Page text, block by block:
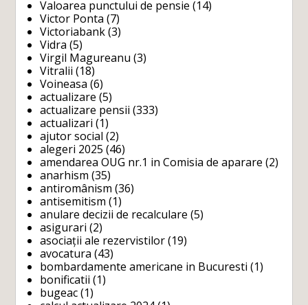
Valoarea punctului de pensie (14)
Victor Ponta (7)
Victoriabank (3)
Vidra (5)
Virgil Magureanu (3)
Vitralii (18)
Voineasa (6)
actualizare (5)
actualizare pensii (333)
actualizari (1)
ajutor social (2)
alegeri 2025 (46)
amendarea OUG nr.1 in Comisia de aparare (2)
anarhism (35)
antiromânism (36)
antisemitism (1)
anulare decizii de recalculare (5)
asigurari (2)
asociații ale rezervistilor (19)
avocatura (43)
bombardamente americane in Bucuresti (1)
bonificatii (1)
bugeac (1)